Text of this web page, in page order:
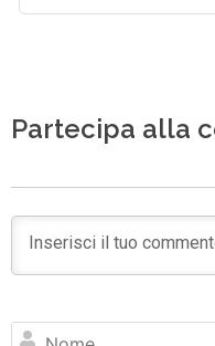
Partecipa alla